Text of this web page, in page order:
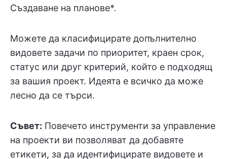
Създаване на планове*.
Можете да класифицирате допълнително
видовете задачи по приоритет, краен срок,
статус или друг критерий, който е подходящ
за вашия проект. Идеята е всичко да може
лесно да се търси.
Съвет: Повечето инструменти за управление
на проекти ви позволяват да добавяте
етикети, за да идентифицирате видовете и